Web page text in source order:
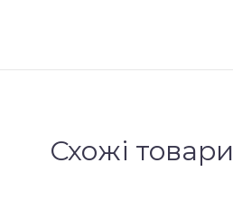
Схожі товари